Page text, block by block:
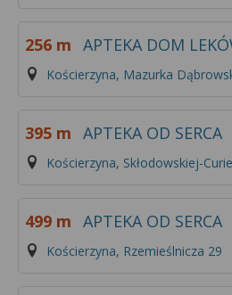
256 m APTEKA DOM
Kościerzyna, Mazurka
395 m APTEKA OD SERCA
Kościerzyna, Skłodowskiej-
499 m APTEKA OD SERCA
Kościerzyna, Rzemieślnicza 29